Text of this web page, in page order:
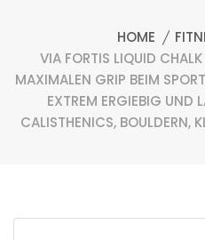
HOME
VIA FORTIS LIQUID
MAXIMALEN GRIP BEIM
EXTREM ERGIEBIG UND
CALISTHENICS, BOULDERN,